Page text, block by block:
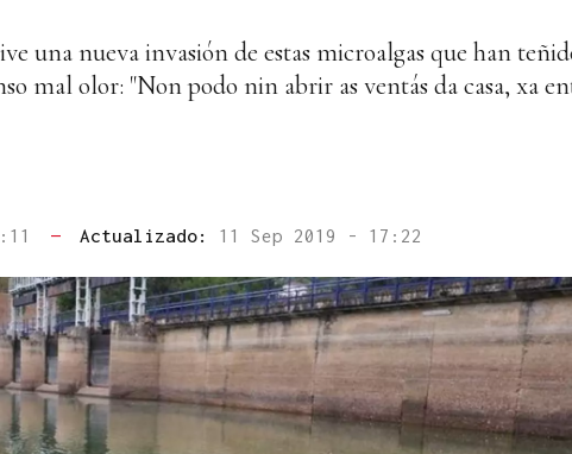
una nueva invasión de estas microalgas que han
mal olor: "Non podo nin abrir as ventás da casa, xa
— Actualizado: 11 Sep 2019 - 17:22